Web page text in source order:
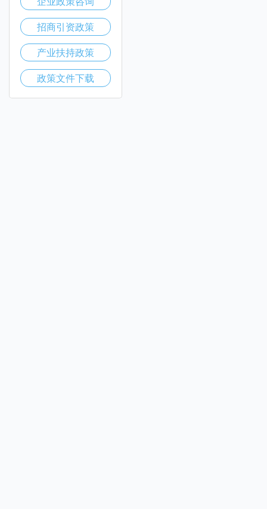
招商引资政策
产业扶持政策
政策文件下载